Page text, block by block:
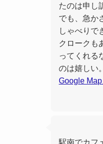
たのは申し
でも、急か
しゃべりで
クロークも
ってくれる
のは嬉しい。
Google Map
駅南でカフ